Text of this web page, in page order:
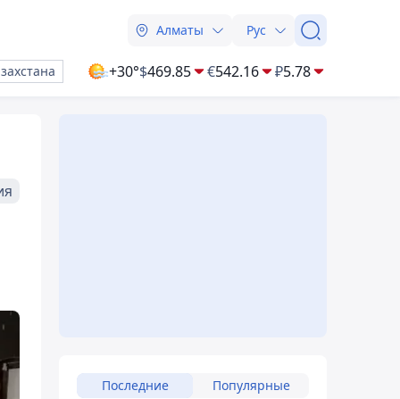
Алматы Рус
+30°$469.85 €542.16 ₽5.78
Последние Популярные